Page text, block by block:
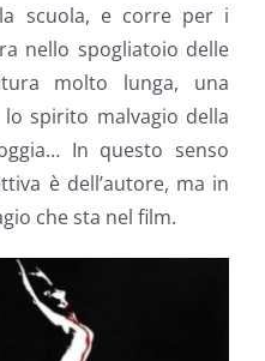
scuola, e corre per i
nello spogliatoio delle
molto lunga, una
spirito malvagio della
In questo senso
è dell’autore, ma in
che sta nel film.